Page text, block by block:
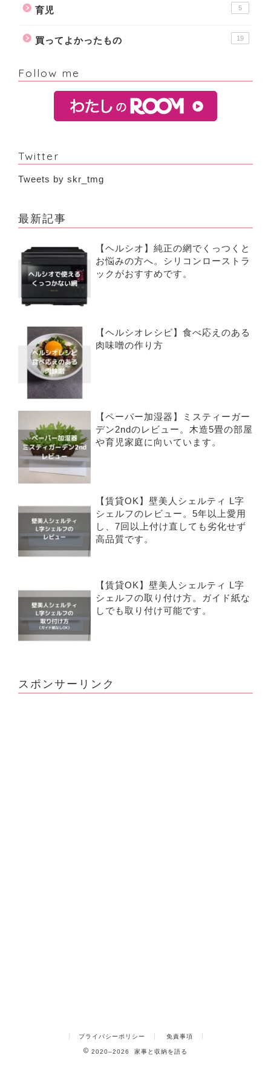
育児 5
買ってよかったもの 19
Follow me
Twitter
Tweets by skr_tmg
最新記事
【ヘルシオ】純正の網でくっつくと
お悩みの方へ。シリコンローストラ
ックがおすすめです。
【ヘルシオレシピ】食べ応えのある
肉味噌の作り方
【ペーパー加湿器】ミスティーガー
デン2ndのレビュー。木造5畳の部屋
や育児家庭に向いています。
【賃貸OK】壁美人シェルティ L字
シェルフのレビュー。5年以上愛用
し、7回以上付け直しても劣化せず
高品質です。
【賃貸OK】壁美人シェルティ L字
シェルフの取り付け方。ガイド紙な
しでも取り付け可能です。
スポンサーリンク
プライバシーポリシー 免責事項
2020–2026 家事と収納を語る